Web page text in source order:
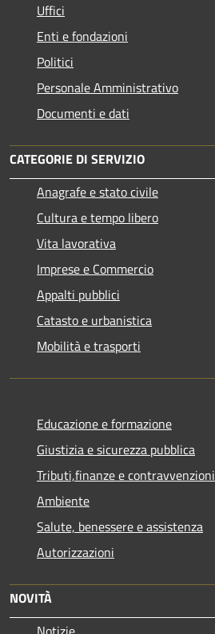
Uffici
Enti e fondazioni
Politici
Personale Amministrativo
Documenti e dati
CATEGORIE DI SERVIZIO
Anagrafe e stato civile
Cultura e tempo libero
Vita lavorativa
Imprese e Commercio
Appalti pubblici
Catasto e urbanistica
Mobilità e trasporti
Educazione e formazione
Giustizia e sicurezza pubblica
Tributi,finanze e contravvenzioni
Ambiente
Salute, benessere e assistenza
Autorizzazioni
NOVITÀ